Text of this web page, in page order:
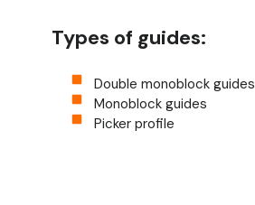
Types of guides:
Double monoblock guides
Monoblock guides
Picker profile